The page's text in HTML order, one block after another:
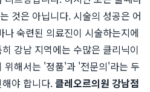
것은 아닙니다. 시술의 성공은 어
숙련된 의료진이 시술하는지에
강남 지역에는 수많은 클리닉이
위해서는 '정품'과 '전문의'라는 두
야 합니다.클레오르의원 강남점